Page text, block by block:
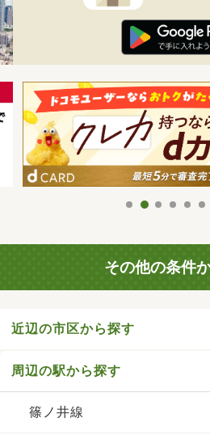
その他の条件
近辺の市区から探す
周辺の駅から探す
篠ノ井線